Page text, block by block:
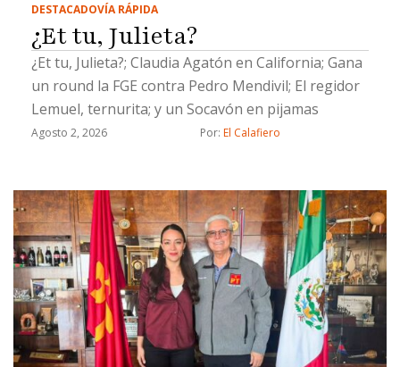
DESTACADOVÍA RÁPIDA
¿Et tu, Julieta?
¿Et tu, Julieta?; Claudia Agatón en California; Gana
un round la FGE contra Pedro Mendivil; El regidor
Lemuel, ternurita; y un Socavón en pijamas
Agosto 2, 2026 Por: El Calafiero